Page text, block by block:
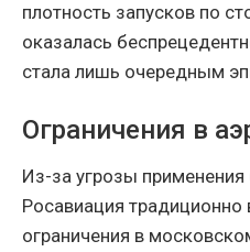
плотность запусков по
оказалась
стала лишь очередным
Ограничения в
Из-за угрозы применения
Росавиация
ограничения в